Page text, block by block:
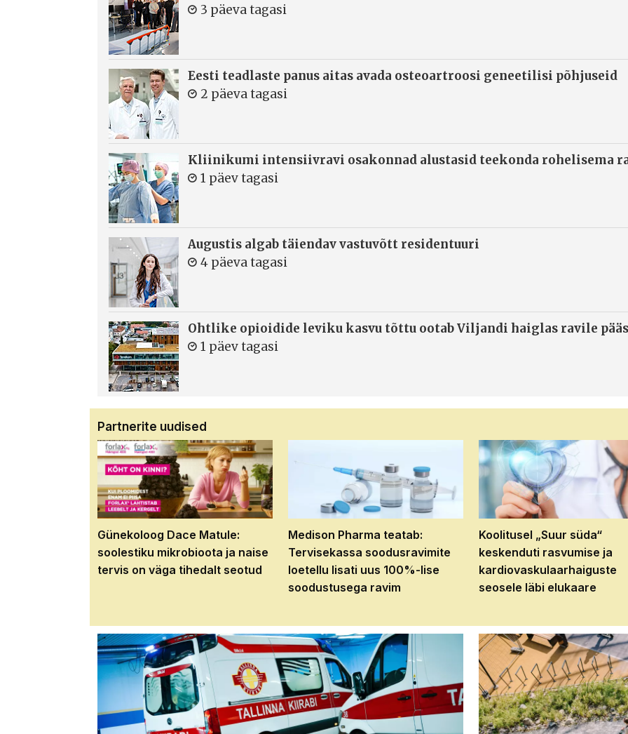
3 päeva tagasi
Eesti teadlaste panus aitas avada osteoartroosi geneetilisi põhjuseid
2 päeva tagasi
Kliinikumi intensiivravi osakonnad alustasid teekonda rohelisema
1 päev tagasi
Augustis algab täiendav vastuvõtt residentuuri
4 päeva tagasi
Ohtlike opioidide leviku kasvu tõttu ootab Viljandi haiglas ravile
1 päev tagasi
Partnerite uudised
Günekoloog Dace Matule:
soolestiku mikrobioota ja naise
tervis on väga tihedalt seotud
Medison Pharma teatab:
Tervisekassa soodusravimite
loetellu lisati uus 100%-lise
soodustusega ravim
Koolitusel „Suur süda“
keskenduti rasvumise ja
kardiovaskulaarhaiguste
seosele läbi elukaare